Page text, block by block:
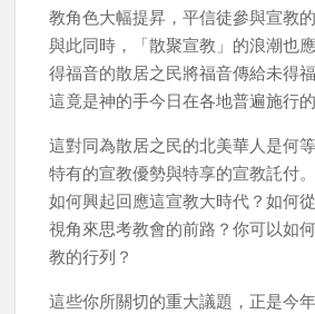
教角色大幅提昇，平信徒參與宣教
與此同時，「散聚宣教」的浪潮也
得福音的散居之民將福音傳給未得
這竟是神的手今日在各地普遍施行的
這對同為散居之民的北美華人是何
特有的宣教優勢與特享的宣教託付
如何興起回應這宣教大時代？如何
視角來思考教會的前路？你可以如
教的行列？
這些你所關切的重大議題，正是今